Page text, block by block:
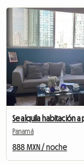
Panamá
888 MXN / noche